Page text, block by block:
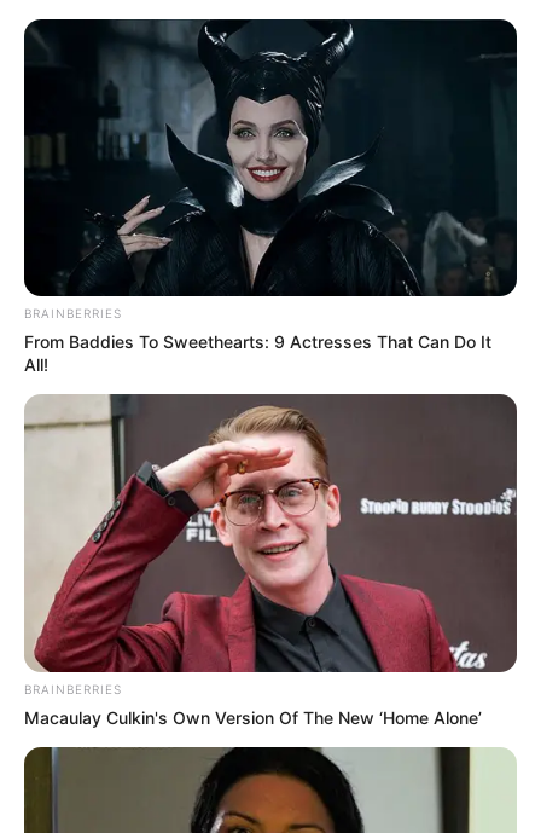
આપવામાં આવ્યું છે. જ્યારે જૂનાગઢ, રાજકોટ,
ભાવનગર, તાપી, સુરત અને ડાંગમાં ઓરેન્જ એલર્ટ
આપ્યું છે અને ભરૂચ, બોટાદ, દ્વારકા, નર્મદા અને
પોરબંદરમાં યલો એલર્ટ આપવામાં આવ્યું છે.
BRAINBERRIES
From Baddies To Sweethearts: 9 Actresses That Can Do It
All!
BRAINBERRIES
Macaulay Culkin's Own Version Of The New ‘Home Alone’